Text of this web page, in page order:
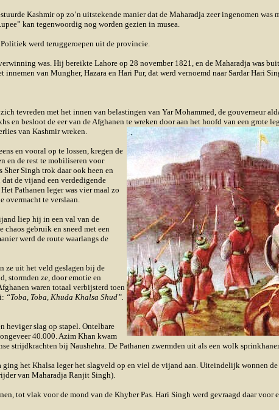
Kashmir op zo’n uitstekende manier dat de Maharadja zeer ingenomen was
kan tegenwoordig nog worden gezien in musea.
werd teruggeroepen uit de provincie.
was. Hij bereikte Lahore op 28 november 1821, en de Maharadja was
van Mungher, Hazara en Hari Pur, dat werd vernoemd naar Sardar Hari
tevreden met het innen van belastingen van Yar Mohammed, de gouverneur
en besloot de eer van de Afghanen te wreken door aan het hoofd van een grote
van Kashmir wreken.
en vooral op te lossen, kregen de
en de rest te mobiliseren voor
Singh trok daar ook heen en
de vijand een verdedigende
Pathanen leger was vier maal zo
overmacht te verslaan.
liep hij in een val van de
gebruik en sneed met een
werd de route waarlangs de
ze uit het veld geslagen bij de
stormden ze, door emotie en
waren totaal verbijsterd toen
“Toba, Toba, Khuda Khalsa Shud”.
heviger slag op stapel. Ontelbare
40.000. Azim Khan kwam
strijdkrachten bij Naushehra. De Pathanen zwermden uit als een wolk
het Khalsa leger het slagveld op en viel de vijand aan. Uiteindelijk wonnen
van Maharadja Ranjit Singh).
tot vlak voor de mond van de Khyber Pas. Hari Singh werd gevraagd daar voor